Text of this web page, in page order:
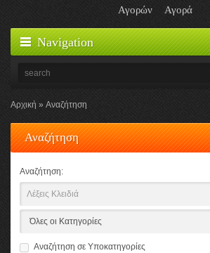
Αγορών
Αγορά
Navigation
Αρχική Αναζήτηση
Αναζήτηση
Αναζήτηση:
Αναζήτηση σε Υποκατηγορίες